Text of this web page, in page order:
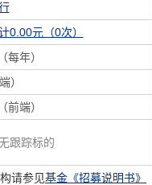
0.00元（0次）
每年）
）
前端）
跟踪标的
请参见基金《招募说明书》